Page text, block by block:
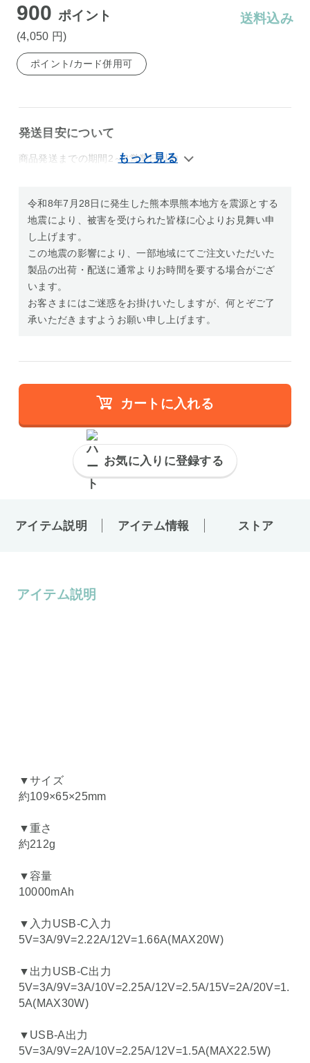
900ポイント
(4,050 円)
送料込み
ポイント/カード併用可
発送目安について
商品発送までの期間2～3営業日以内
令和8年7月28日に発生した熊本県熊本地方を震源とする
地震により、被害を受けられた皆様に心よりお見舞い申
し上げます。
この地震の影響により、一部地域にてご注文いただいた
製品の出荷・配送に通常よりお時間を要する場合がござ
います。
お客さまにはご迷惑をお掛けいたしますが、何とぞご了
承いただきますようお願い申し上げます。
カートに入れる
お気に入りに登録する
アイテム説明 アイテム情報 ストア
アイテム説明
▼サイズ
約109×65×25mm
▼重さ
約212g
▼容量
10000mAh
▼入力USB-C入力
5V=3A/9V=2.22A/12V=1.66A(MAX20W)
▼出力USB-C出力
5V=3A/9V=3A/10V=2.25A/12V=2.5A/15V=2A/20V=1.
5A(MAX30W)
▼USB-A出力
5V=3A/9V=2A/10V=2.25A/12V=1.5A(MAX22.5W)